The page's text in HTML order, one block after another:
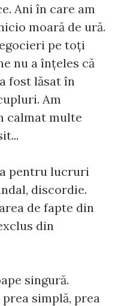
Ani în care am
moară de ură.
pe toți
nu a înțeles că
fost lăsat în
Am
calmat multe
pentru lucruri
discordie.
de fapte din
din
singură.
simplă, prea